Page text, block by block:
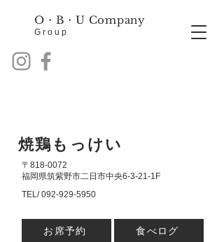
O・B・ U Company
Group
焼鶏もっけい
〒818-0072
福岡県筑紫野市二日市中央6-3-21-1F
TEL/092-929-5950
お席予約 食べログ